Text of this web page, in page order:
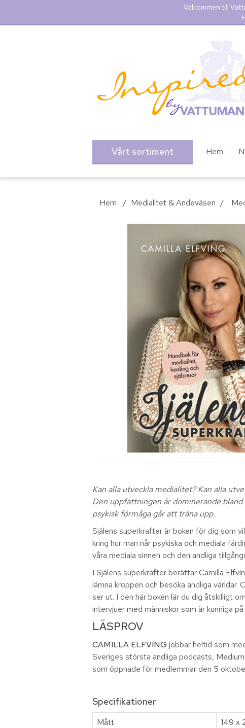
Välkommen till
Vårt sortiment Hem
Hem / Medialitet & Andeväsen /
Kan alla utveckla medialitet? Kan alla
Den uppfattningen är dominerande
psykisk förmåga går att träna upp.
Själens superkrafter är boken för dig som
kring hur man når psykiska och mediala
våra mediala sinnen och den andliga
I Själens superkrafter berättar Camilla
lämna kroppen och besöka andliga världar.
ser ut. I den här boken lär du dig åtskilligt
intervjuer med människor som är kunniga
LÄSPROV
CAMILLA ELFVING jobbar heltid som
Sveriges största andliga podcasts,
som öppnade för medlemmar den 5
Specifikationer
Mått
149 x